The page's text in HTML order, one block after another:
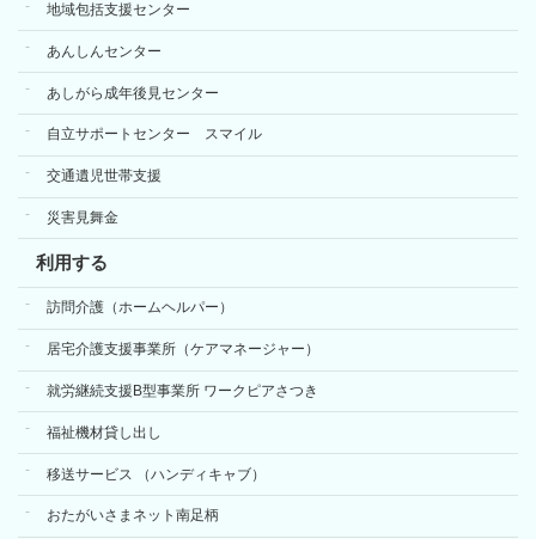
地域包括支援センター
あんしんセンター
あしがら成年後見センター
自立サポートセンター スマイル
交通遺児世帯支援
災害見舞金
利用する
訪問介護（ホームヘルパー）
居宅介護支援事業所（ケアマネージャー）
就労継続支援B型事業所 ワークピアさつき
福祉機材貸し出し
移送サービス （ハンディキャブ）
おたがいさまネット南足柄